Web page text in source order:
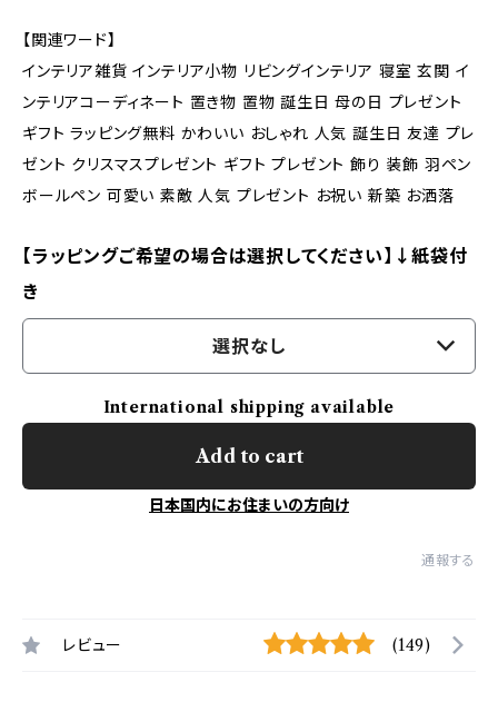
【関連ワード】
インテリア雑貨 インテリア小物 リビングインテリア 寝室 玄関 イ
ンテリアコーディネート 置き物 置物 誕生日 母の日 プレゼント
ギフト ラッピング無料 かわいい おしゃれ 人気 誕生日 友達 プレ
ゼント クリスマスプレゼント ギフト プレゼント 飾り 装飾 羽ペン
ボールペン 可愛い 素敵 人気 プレゼント お祝い 新築 お洒落
【ラッピングご希望の場合は選択してください】↓紙袋付
き
選択なし
International shipping available
Add to cart
日本国内にお住まいの方向け
通報する
レビュー (149)